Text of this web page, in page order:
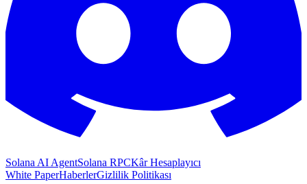
Solana AI AgentSolana RPCKâr Hesaplayıcı
White PaperHaberlerGizlilik Politikası